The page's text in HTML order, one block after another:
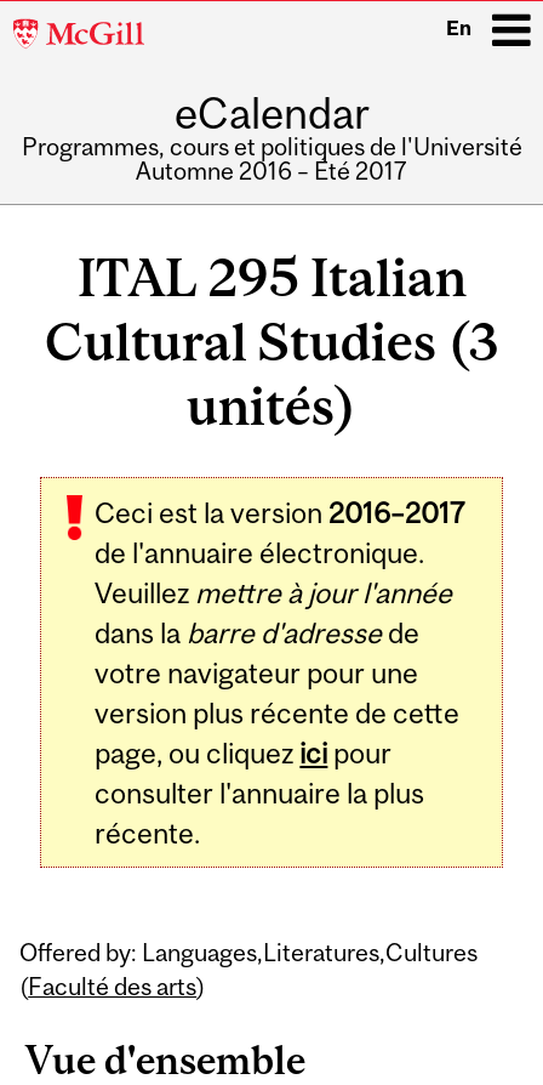
McGill
En
eCalendar
Programmes, cours et politiques de l'Université
Automne 2016 – Été 2017
ITAL 295 Italian
Cultural Studies (3
unités)
Ceci est la version 2016–2017
de l'annuaire électronique.
Veuillez mettre à jour l'année
dans la barre d'adressede
votre navigateur pour une
version plus récente de cette
page, ou cliquez ici pour
consulter l'annuaire la plus
récente.
Offered by: Languages,Literatures,Cultures
(Faculté des arts)
Vue d'ensemble